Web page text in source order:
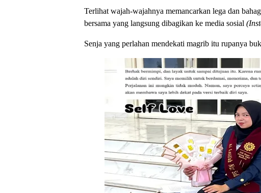
Terlihat wajah-wajahnya memancarkan lega dan
bersama yang langsung dibagikan ke media sosial
Senja yang perlahan mendekati magrib itu rupanya